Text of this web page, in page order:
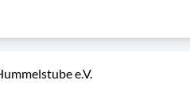
e.V.